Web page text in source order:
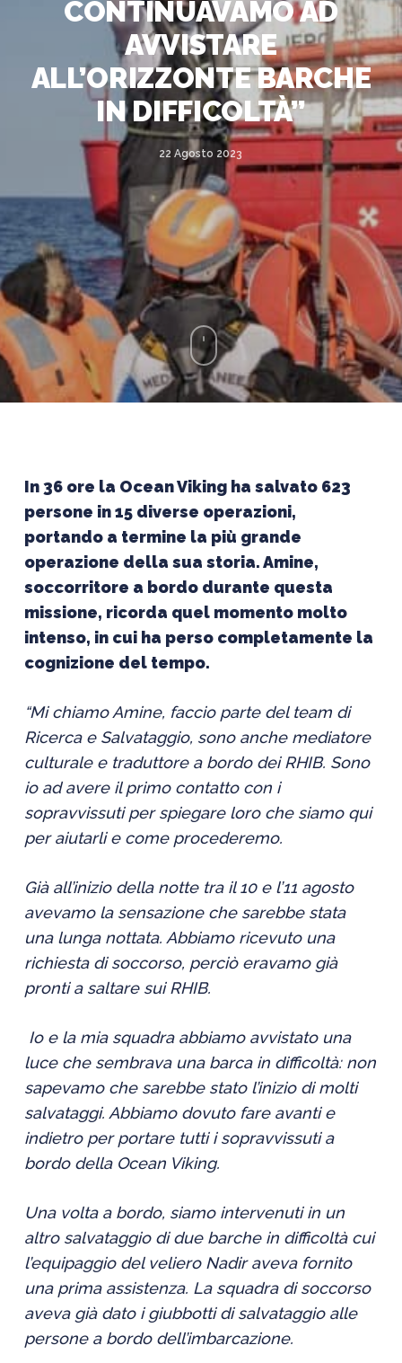
CONTINUAVAMO AD
AVVISTARE
ALL’ORIZZONTE BARCHE
IN DIFFICOLTÀ”
22 Agosto 2023
In 36 ore la Ocean Viking ha salvato 623
persone in 15 diverse operazioni,
portando a termine la più grande
operazione della sua storia. Amine,
soccorritore a bordo durante questa
missione, ricorda quel momento molto
intenso, in cui ha perso completamente la
cognizione del tempo.
“Mi chiamo Amine, faccio parte del team di
Ricerca e Salvataggio, sono anche mediatore
culturale e traduttore a bordo dei RHIB. Sono
io ad avere il primo contatto con i
sopravvissuti per spiegare loro che siamo qui
per aiutarli e come procederemo.
Già all’inizio della notte tra il 10 e l’11 agosto
avevamo la sensazione che sarebbe stata
una lunga nottata. Abbiamo ricevuto una
richiesta di soccorso, perciò eravamo già
pronti a saltare sui RHIB.
Io e la mia squadra abbiamo avvistato una
luce che sembrava una barca in difficoltà: non
sapevamo che sarebbe stato l’inizio di molti
salvataggi. Abbiamo dovuto fare avanti e
indietro per portare tutti i sopravvissuti a
bordo della Ocean Viking.
Una volta a bordo, siamo intervenuti in un
altro salvataggio di due barche in difficoltà cui
l’equipaggio del veliero Nadir aveva fornito
una prima assistenza. La squadra di soccorso
aveva già dato i giubbotti di salvataggio alle
persone a bordo dell’imbarcazione.